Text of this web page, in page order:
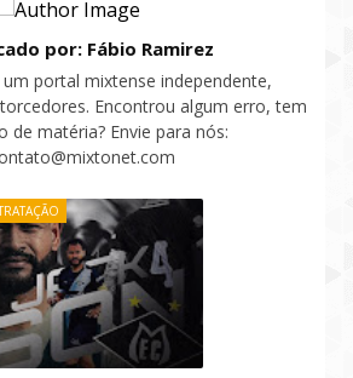
por: Fábio Ramirez
portal mixtense independente,
Encontrou algum erro, tem
de matéria? Envie para nós: